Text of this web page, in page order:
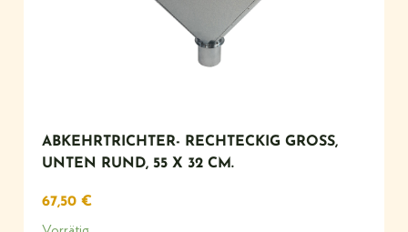
ABKEHRTRICHTER- RECHTECKIG GROSS, U
NTEN RUND, 55 X 32 CM.
67,50 €